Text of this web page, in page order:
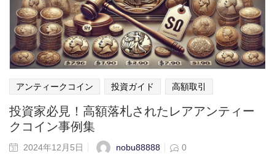
アンティークコイン 投資ガイド 高額取引
投資家必見！高額落札されたレアアンティー
クコイン事例集
2024年12月5日 nobu88888 0